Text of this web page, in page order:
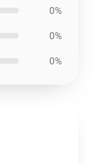
0%
0%
0%